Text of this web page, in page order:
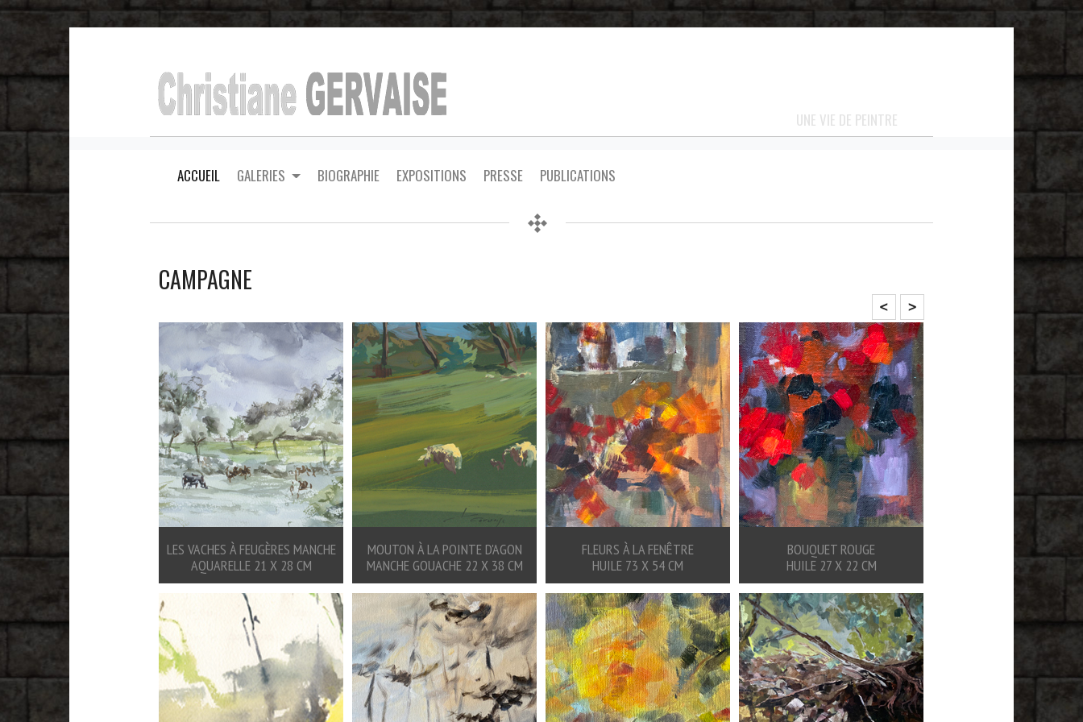
UNE VIE DE PEINTRE
ACCUEIL (CURRENT)
GALERIES BIOGRAPHIE EXPOSITIONS PRESSE PUBLICATIONS
CAMPAGNE
LES VACHES À FEUGÈRES MANCHE
AQUARELLE 21 X 28 CM
MOUTON À LA POINTE D'AGON
MANCHE GOUACHE 22 X 38 CM
FLEURS À LA FENÊTRE
HUILE 73 X 54 CM
BOUQUET ROUGE
HUILE 27 X 22 CM
LE MOULIN DE PERROT
HUILE 65 X 54 CM